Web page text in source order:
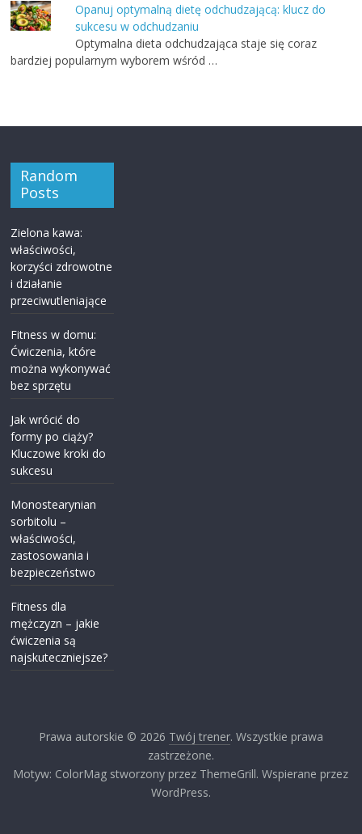
Opanuj optymalną dietę odchudzającą: klucz do
sukcesu w odchudzaniu
Optymalna dieta odchudzająca staje się coraz
bardziej popularnym wyborem wśród …
Random
Posts
Zielona kawa:
właściwości,
korzyści zdrowotne
i działanie
przeciwutleniające
Fitness w domu:
Ćwiczenia, które
można wykonywać
bez sprzętu
Jak wrócić do
formy po ciąży?
Kluczowe kroki do
sukcesu
Monostearynian
sorbitolu –
właściwości,
zastosowania i
bezpieczeństwo
Fitness dla
mężczyzn – jakie
ćwiczenia są
najskuteczniejsze?
Prawa autorskie © 2026 Twój trener. Wszystkie prawa
zastrzeżone.
Motyw: ColorMag stworzony przez ThemeGrill. Wspierane przez
WordPress.